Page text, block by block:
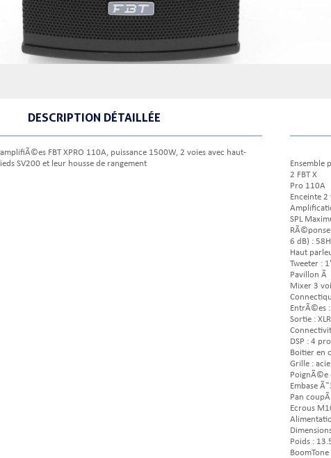
DESCRIPTION DÉTAILLÉE
FBT XPRO 110A, puissance 1500W, 2 voies avec haut-
SV200 et leur housse de rangement
Ensemble
2 FBT X
Pro 110A
Enceinte 2
SPL
6 dB) :
Haut
Tweeter :
Pavillon Ã
Mixer 3
EntrÃ©es :
Sortie : XLR
DSP : 4
Boitier en
Grille :
PoignÃ©e
Embase
Pan
Ecrous
Poids :
BoomTone